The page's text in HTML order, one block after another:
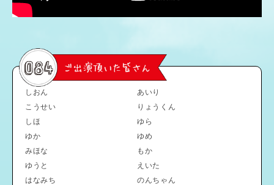
しおん
あいり
こうせい
りょうくん
しほ
ゆら
ゆか
ゆめ
みほな
もか
ゆうと
えいた
はなみち
のんちゃん